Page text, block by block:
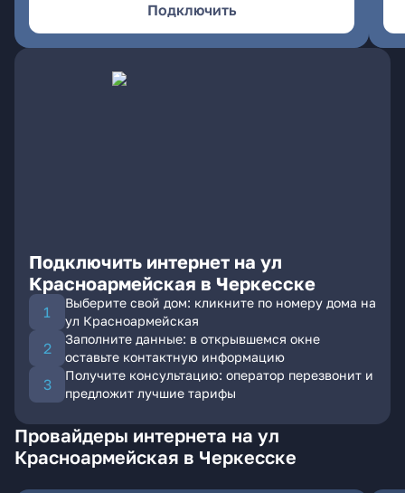
Подключить
Подключить интернет на ул
Красноармейская в Черкесске
Выберите свой дом: кликните по номеру дома на
ул Красноармейская
Заполните данные: в открывшемся окне
оставьте контактную информацию
Получите консультацию: оператор перезвонит и
предложит лучшие тарифы
Провайдеры интернета на ул
Красноармейская в Черкесске